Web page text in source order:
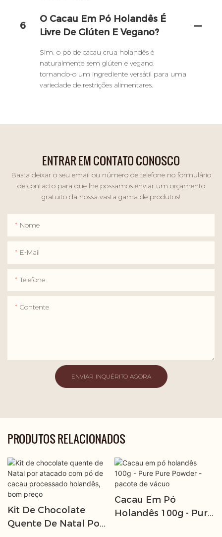
6
O Cacau Em Pó Holandês É
Livre De Glúten E Vegano?
Sim, o pó de cacau crua holandês é
naturalmente sem glúten e vegano,
tornando-o um ingrediente versátil para uma
variedade de restrições alimentares.
ENTRAR EM CONTATO CONOSCO
Basta deixar o seu email ou número de telefone no formulário
de contacto para que lhe possamos enviar um orçamento
gratuito da nossa vasta gama de produtos!
Nome
E-Mail
Telefone
Contente
ENVIAR INQUÉRITO AGORA
PRODUTOS RELACIONADOS
Kit De Chocolate
Quente De Natal Por
Cacau Em Pó
Holandês 100g - Pure